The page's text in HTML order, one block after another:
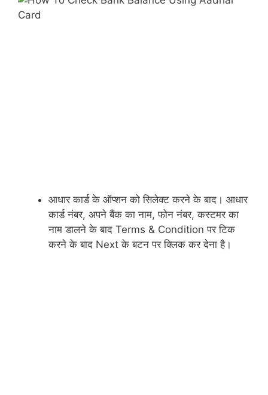
आधार कार्ड के ऑप्शन को सिलेक्ट करने के बाद। आधार
कार्ड नंबर, अपने बैंक का नाम, फोन नंबर, कस्टमर का
नाम डालने के बाद Terms & Condition पर टिक
करने के बाद Next के बटन पर क्लिक कर देना है।